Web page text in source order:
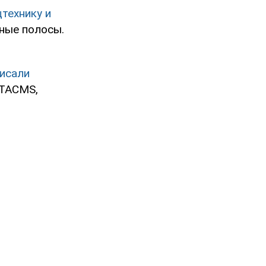
и
полосы.